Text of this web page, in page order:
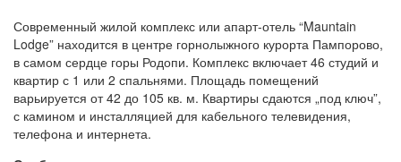
Современный жилой комплекс или апарт-отель “Mauntain
Lodge” находится в центре горнолыжного курорта Пампорово,
в самом сердце горы Родопи. Комплекс включает 46 студий и
квартир с 1 или 2 спальнями. Площадь помещений
варьируется от 42 до 105 кв. м. Квартиры сдаются „под ключ”,
с камином и инсталляцией для кабельного телевидения,
телефона и интернета.